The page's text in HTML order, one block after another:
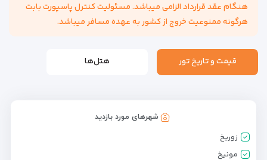
هنگام عقد قرارداد الزامی میباشد. مسئولیت کنترل پاسپورت بابت
هرگونه ممنوعیت خروج از کشور به عهده مسافر میباشد.
قیمت و تاریخ تور هتل‌ها
شهرهای مورد بازدید
زوریخ
مونیخ